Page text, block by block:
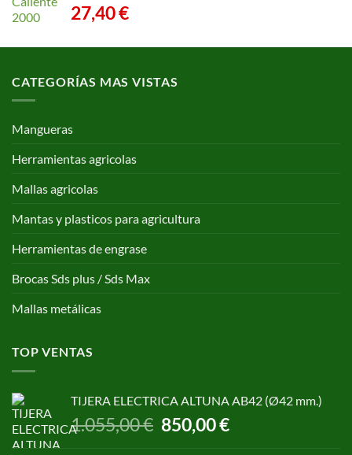
27,40€
CATEGORÍAS MAS VISTAS
Mangueras
Herramientas agricolas
Mallas agricolas
Mantas y plasticos para agricultura
Herramientas de engrase
Brocas Sds plus / Sds Max
Mallas metálicas
TOP VENTAS
TIJERA ELECTRICA ALTUNA AB42 (Ø42 mm.)
1.055,00€ El
precio
850,00€El
precio